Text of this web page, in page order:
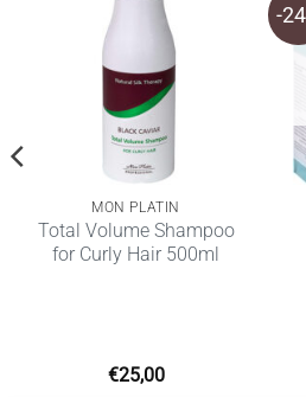
MON PLATIN
Total Volume Shampoo
for Curly Hair 500ml
€25,00
-